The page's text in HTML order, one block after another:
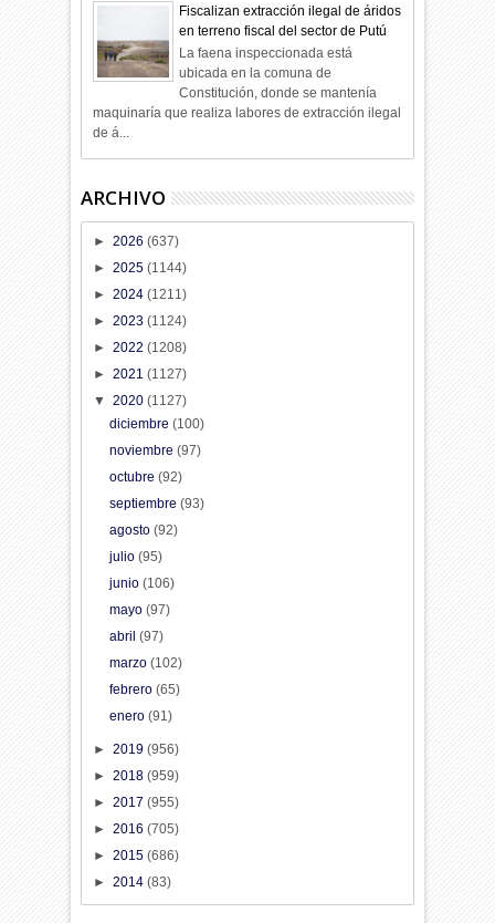
Fiscalizan extracción ilegal de áridos
en terreno fiscal del sector de Putú
La faena inspeccionada está
ubicada en la comuna de
Constitución, donde se mantenía
maquinaría que realiza labores de extracción ilegal
de á...
ARCHIVO
►2026(637)
►2025(1144)
►2024(1211)
►2023(1124)
►2022(1208)
►2021(1127)
▼2020(1127)
diciembre (100)
noviembre (97)
octubre (92)
septiembre (93)
agosto (92)
julio (95)
junio (106)
mayo (97)
abril (97)
marzo (102)
febrero (65)
enero (91)
►2019(956)
►2018(959)
►2017(955)
►2016(705)
►2015(686)
►2014(83)